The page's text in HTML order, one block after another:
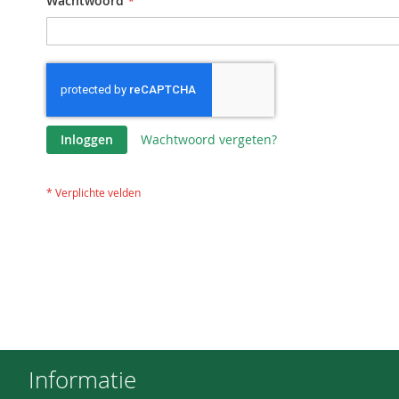
Inloggen Wachtwoord vergeten?
Informatie